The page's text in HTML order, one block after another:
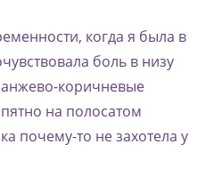
когда я была в
боль в низу
коричневые
на полосатом
почему-то не захотела у